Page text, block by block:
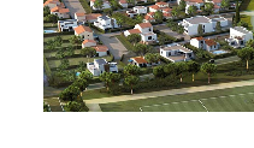
Étude D'impact